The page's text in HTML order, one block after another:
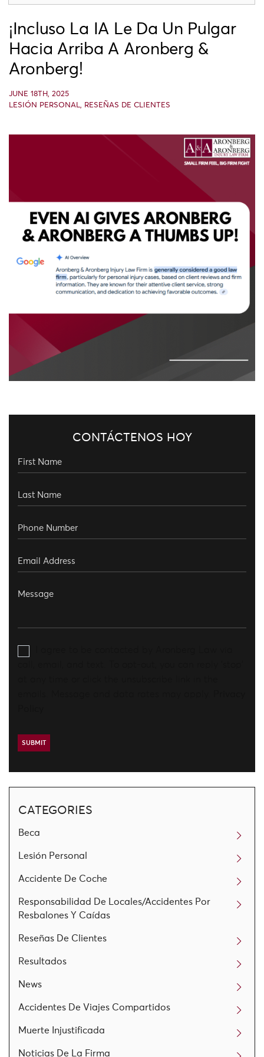
¡Incluso La IA Le Da Un Pulgar
Hacia Arriba A Aronberg &
Aronberg!
JUNE 18TH, 2025
LESIÓN PERSONAL, RESEÑAS DE CLIENTES
CONTÁCTENOS HOY
CATEGORIES
Beca
Lesión Personal
Accidente De Coche
Responsabilidad De Locales/Accidentes Por
Resbalones Y Caídas
Reseñas De Clientes
Resultados
News
Accidentes De Viajes Compartidos
Muerte Injustificada
Noticias De La Firma